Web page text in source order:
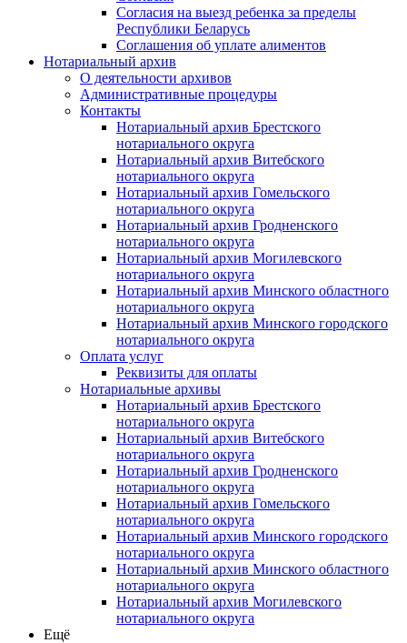
Согласия на выезд ребенка за пределы
Республики Беларусь
Соглашения об уплате алиментов
Нотариальный архив
О деятельности архивов
Административные процедуры
Контакты
Нотариальный архив Брестского
нотариального округа
Нотариальный архив Витебского
нотариального округа
Нотариальный архив Гомельского
нотариального округа
Нотариальный архив Гродненского
нотариального округа
Нотариальный архив Могилевского
нотариального округа
Нотариальный архив Минского областного
нотариального округа
Нотариальный архив Минского городского
нотариального округа
Оплата услуг
Реквизиты для оплаты
Нотариальные архивы
Нотариальный архив Брестского
нотариального округа
Нотариальный архив Витебского
нотариального округа
Нотариальный архив Гродненского
нотариального округа
Нотариальный архив Гомельского
нотариального округа
Нотариальный архив Минского городского
нотариального округа
Нотариальный архив Минского областного
нотариального округа
Нотариальный архив Могилевского
нотариального округа
Ещё